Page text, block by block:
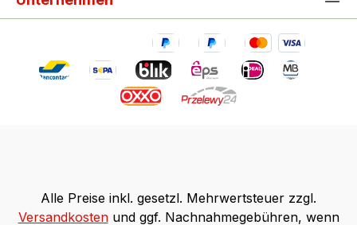
Alle Preise inkl. gesetzl. Mehrwertsteuer zzgl.
Versandkostenund ggf. Nachnahmegebühren, wenn